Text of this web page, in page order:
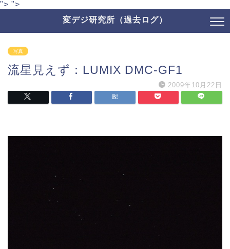
"> ">
変デジ研究所（過去ログ）
写真
流星見えず：LUMIX DMC-GF1
2009年10月22日